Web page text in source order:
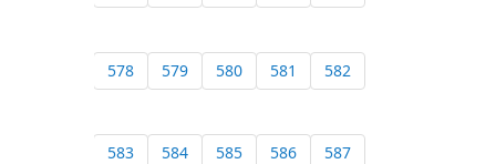
578 579 580 581 582
583 584 585 586 587